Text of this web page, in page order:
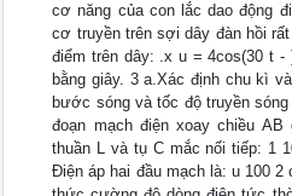
cơ năng của con lắc dao động
cơ truyền trên sợi dây đàn hồi
điểm trên dây: .x u = 4cos(30 t
bằng giây. 3 a.Xác định chu kì
bước sóng và tốc độ truyền
đoạn mạch điện xoay chiều
thuần L và tụ C mắc nối tiếp: 1
Điện áp hai đầu mạch là: u 100 2